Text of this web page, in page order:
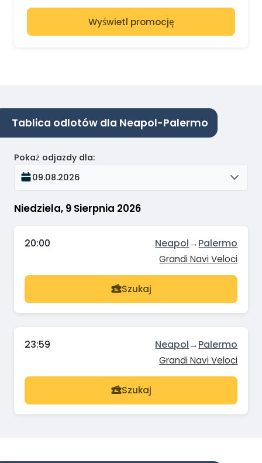
Wyświetl promocję
Tablica odlotów dla Neapol-Palermo
Niedziela, 9 Sierpnia 2026
Pokaż odjazdy dla:
09.08.2026
20:00 Neapol→Palermo
Grandi Navi Veloci
Szukaj
23:59 Neapol→Palermo
Grandi Navi Veloci
Szukaj